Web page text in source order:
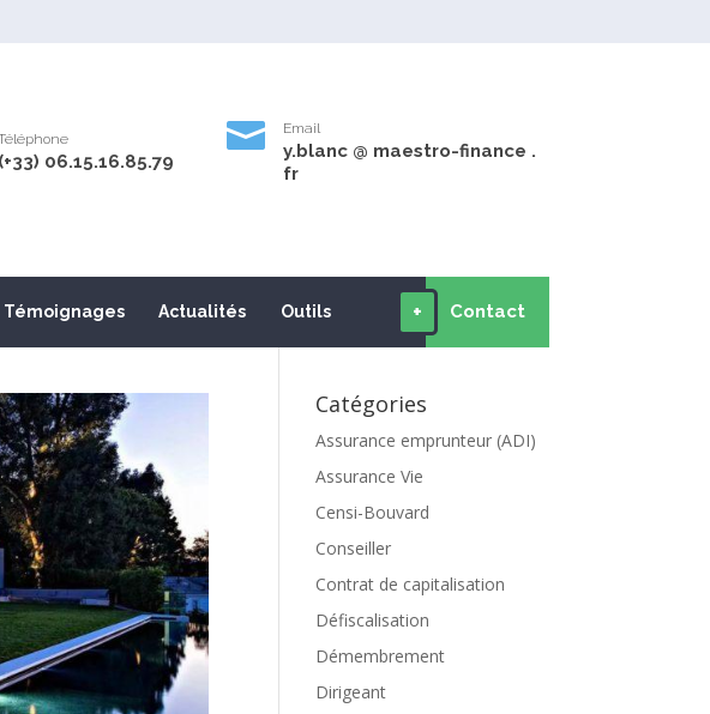
(+33) 06.15.16.85.79
 Email
y.blanc @ maestro-finance .
fr
Témoignages Actualités Outils + Contact
Catégories
Assurance emprunteur (ADI)
Assurance Vie
Censi-Bouvard
Conseiller
Contrat de capitalisation
Défiscalisation
Démembrement
Dirigeant